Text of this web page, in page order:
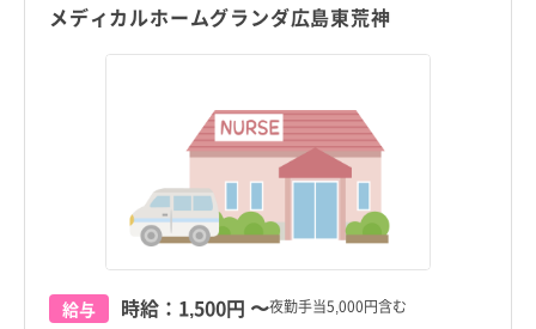
メディカルホームグランダ広島東荒神
給与 時給： 1,500円 〜夜勤手当5,000円含む